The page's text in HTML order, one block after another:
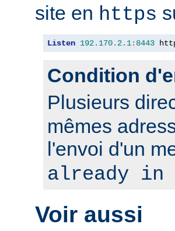
site en https
Listen 192.170. 2.1: 8443
Condition
Plusieurs
mêmes
l'envoi d'un
already in
Voir aussi